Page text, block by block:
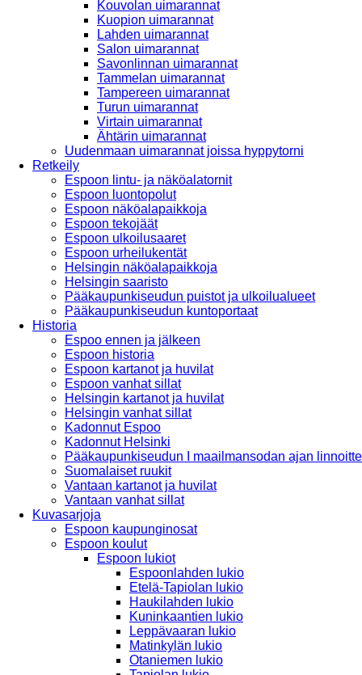
Kouvolan uimarannat
Kuopion uimarannat
Lahden uimarannat
Salon uimarannat
Savonlinnan uimarannat
Tammelan uimarannat
Tampereen uimarannat
Turun uimarannat
Virtain uimarannat
Ähtärin uimarannat
Uudenmaan uimarannat joissa hyppytorni
Retkeily
Espoon lintu- ja näköalatornit
Espoon luontopolut
Espoon näköalapaikkoja
Espoon tekojäät
Espoon ulkoilusaaret
Espoon urheilukentät
Helsingin näköalapaikkoja
Helsingin saaristo
Pääkaupunkiseudun puistot ja ulkoilualueet
Pääkaupunkiseudun kuntoportaat
Historia
Espoo ennen ja jälkeen
Espoon historia
Espoon kartanot ja huvilat
Espoon vanhat sillat
Helsingin kartanot ja huvilat
Helsingin vanhat sillat
Kadonnut Espoo
Kadonnut Helsinki
Pääkaupunkiseudun I maailmansodan ajan
Suomalaiset ruukit
Vantaan kartanot ja huvilat
Vantaan vanhat sillat
Kuvasarjoja
Espoon kaupunginosat
Espoon koulut
Espoon lukiot
Espoonlahden lukio
Etelä-Tapiolan lukio
Haukilahden lukio
Kuninkaantien lukio
Leppävaaran lukio
Matinkylän lukio
Otaniemen lukio